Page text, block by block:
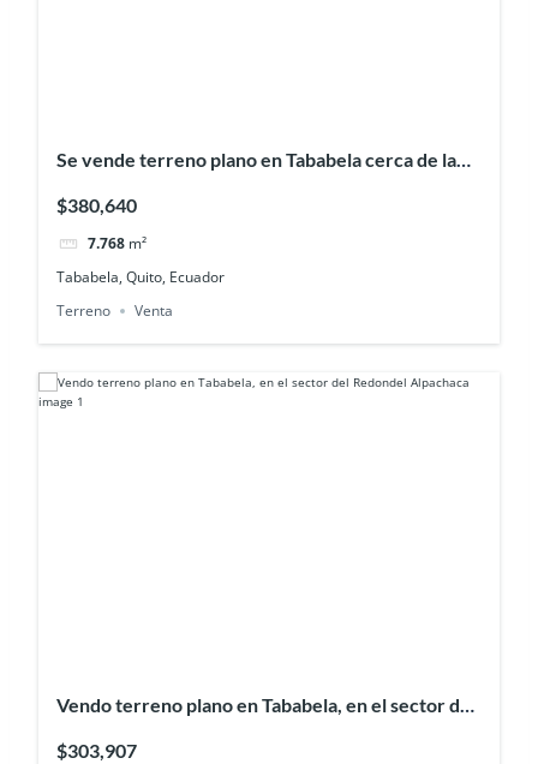
Se vende terreno plano en Tababela cerca de la
$380,640
7.768 m²
Tababela, Quito, Ecuador
Terreno
Venta
Vendo terreno plano en Tababela, en el sector del
$303,907